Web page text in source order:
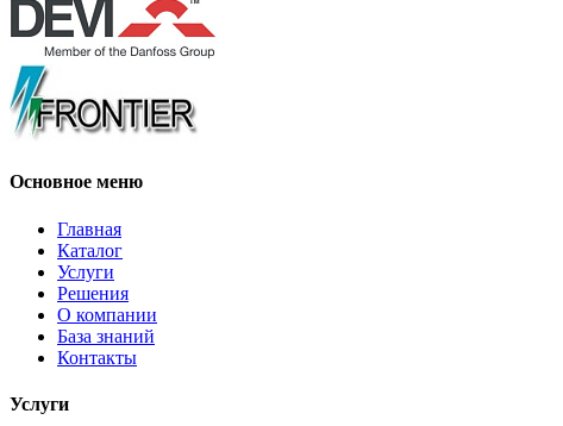
Основное меню
Главная
Каталог
Услуги
Решения
О компании
База знаний
Контакты
Услуги